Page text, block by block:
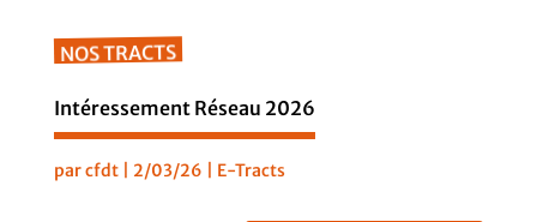
NOS TRACTS
Intéressement Réseau 2026
parcfdt| 2/03/26 E-Tracts